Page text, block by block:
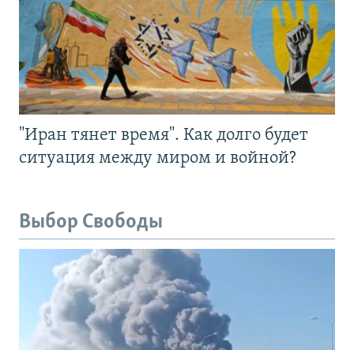
"Иран тянет время". Как долго будет
ситуация между миром и войной?
Выбор Свободы